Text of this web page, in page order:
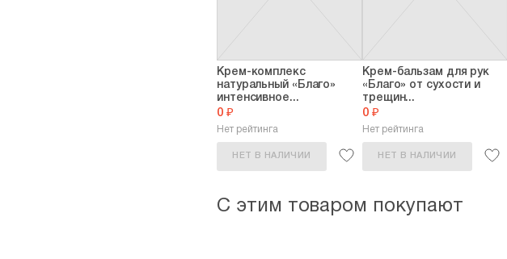
Крем-комплекс
натуральный «Благо»
интенсивное...
0 ₽
Нет рейтинга
НЕТ В НАЛИЧИИ
Крем-бальзам для рук
«Благо» от сухости и
трещин...
0 ₽
Нет рейтинга
НЕТ В НАЛИЧИИ
С этим товаром покупают